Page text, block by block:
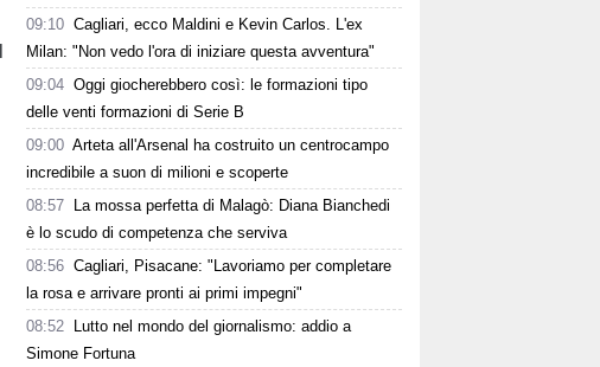
09:10 Cagliari, ecco Maldini e Kevin Carlos. L'ex
Milan: "Non vedo l'ora di iniziare questa avventura"
09:04 Oggi giocherebbero così: le formazioni tipo
delle venti formazioni di Serie B
09:00 Arteta all'Arsenal ha costruito un centrocampo
incredibile a suon di milioni e scoperte
08:57
La mossa perfetta di Malagò: Diana Bianchedi
è lo scudo di competenza che serviva
08:56 Cagliari, Pisacane: "Lavoriamo per completare
la rosa e arrivare pronti ai primi impegni"
08:52
Lutto nel mondo del giornalismo: addio a
Simone Fortuna